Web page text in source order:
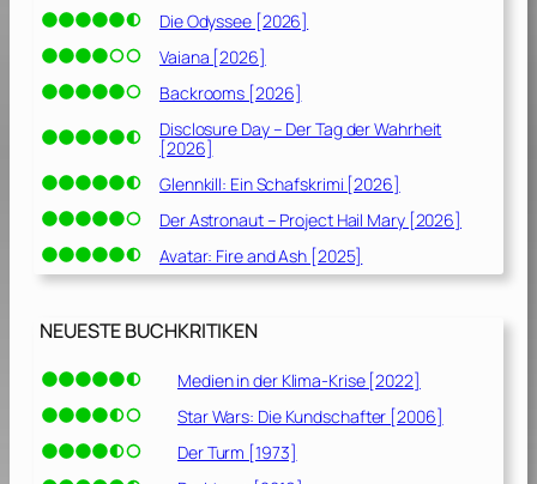
Die Odyssee [2026]
Vaiana [2026]
Backrooms [2026]
Disclosure Day – Der Tag der Wahrheit
[2026]
Glennkill: Ein Schafskrimi [2026]
Der Astronaut – Project Hail Mary [2026]
Avatar: Fire and Ash [2025]
NEUESTE BUCHKRITIKEN
Medien in der Klima-Krise [2022]
Star Wars: Die Kundschafter [2006]
Der Turm [1973]